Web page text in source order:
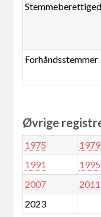
Forhåndsstemmer
Øvrige
1975 1979
1991
1995
2007
2011
2023